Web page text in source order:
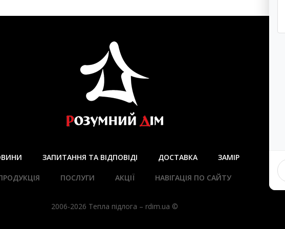
ЗАПИТАННЯ ТА ВІДПОВІДІ ДОСТАВКА ЗАМІР
ПОСЛУГИ АКЦІЇ НАВІГАЦІЯ ПО САЙТУ
2006-2026 Тепла підлога – rdim.ua ©